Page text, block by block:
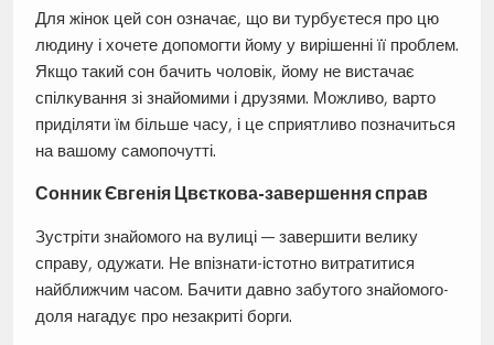
Для жінок цей сон означає, що ви турбуєтеся про цю
людину і хочете допомогти йому у вирішенні її проблем.
Якщо такий сон бачить чоловік, йому не вистачає
спілкування зі знайомими і друзями. Можливо, варто
приділяти їм більше часу, і це сприятливо позначиться
на вашому самопочутті.
Сонник Євгенія Цвєткова-завершення справ
Зустріти знайомого на вулиці — завершити велику
справу, одужати. Не впізнати-істотно витратитися
найближчим часом. Бачити давно забутого знайомого-
доля нагадує про незакриті борги.